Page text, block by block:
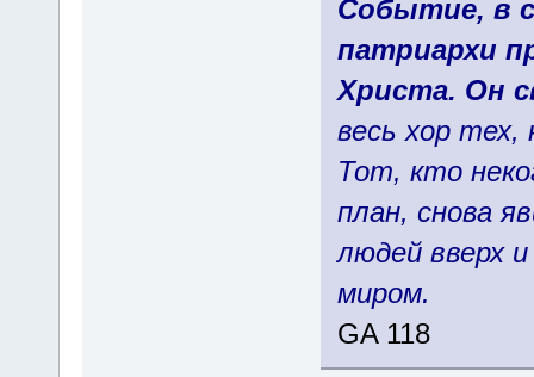
Событие, в
патриархи
Христа. Он
весь хор
Тот, кто
план, снова
людей вверх
миром.
GA 118